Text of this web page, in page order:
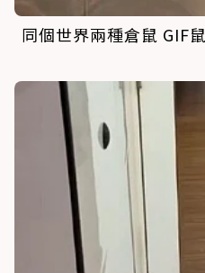
同個世界兩種倉鼠 GIF